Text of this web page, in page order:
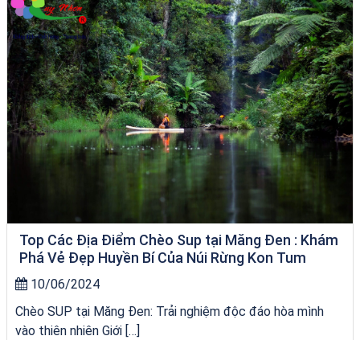
Top Các Địa Điểm Chèo Sup tại Măng Đen : Khám
Phá Vẻ Đẹp Huyền Bí Của Núi Rừng Kon Tum
10/06/2024
Chèo SUP tại Măng Đen: Trải nghiệm độc đáo hòa mình
vào thiên nhiên Giới […]